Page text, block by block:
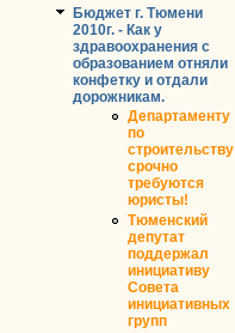
Бюджет г. Тюмени
2010г. - Как у
здравоохранения с
образованием отняли
конфетку и отдали
дорожникам.
Департаменту
по
строительству
срочно
требуются
юристы!
Тюменский
депутат
поддержал
инициативу
Совета
инициативных
групп